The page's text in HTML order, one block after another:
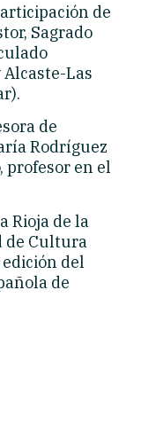
de
Sagrado
Alcaste-Las
de
Rodríguez
profesor en el
Rioja de la
de Cultura
del
de